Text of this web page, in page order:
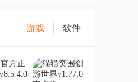
游戏 软件